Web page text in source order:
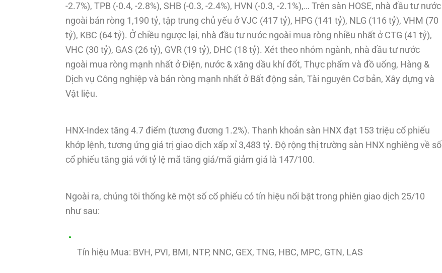
-2.7%), TPB (-0.4, -2.8%), SHB (-0.3, -2.4%), HVN (-0.3, -2.1%),… Trên sàn HOSE, nhà đầu tư nước
ngoài bán ròng 1,190 tỷ, tập trung chủ yếu ở VJC (417 tỷ), HPG (141 tỷ), NLG (116 tỷ), VHM (70
tỷ), KBC (64 tỷ). Ở chiều ngược lại, nhà đầu tư nước ngoài mua ròng nhiều nhất ở CTG (41 tỷ),
VHC (30 tỷ), GAS (26 tỷ), GVR (19 tỷ), DHC (18 tỷ). Xét theo nhóm ngành, nhà đầu tư nước
ngoài mua ròng mạnh nhất ở Điện, nước & xăng dầu khí đốt, Thực phẩm và đồ uống, Hàng &
Dịch vụ Công nghiệp và bán ròng mạnh nhất ở Bất động sản, Tài nguyên Cơ bản, Xây dựng và
Vật liệu.
HNX-Index tăng 4.7 điểm (tương đương 1.2%). Thanh khoản sàn HNX đạt 153 triệu cổ phiếu
khớp lệnh, tương ứng giá trị giao dịch xấp xỉ 3,483 tỷ. Độ rộng thị trường sàn HNX nghiêng về số
cổ phiếu tăng giá với tỷ lệ mã tăng giá/mã giảm giá là 147/100.
Ngoài ra, chúng tôi thống kê một số cổ phiếu có tín hiệu nổi bật trong phiên giao dịch 25/10
như sau:
Tín hiệu Mua: BVH, PVI, BMI, NTP, NNC, GEX, TNG, HBC, MPC, GTN, LAS